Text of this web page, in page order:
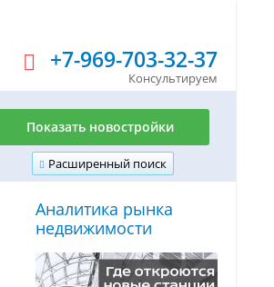
+7-969-703-32-37
Консультируем
Расширенный поиск
Показать новостройки
Аналитика рынка
недвижимости